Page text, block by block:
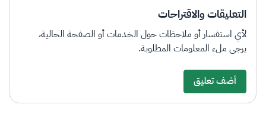
التعليقات والاقتراحات
لأي استفسار أو ملاحظات حول الخدمات أو الصفحة الحالية،
يرجى ملء المعلومات المطلوبة.
أضف تعليق